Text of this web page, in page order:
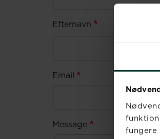
fungere
Efternavn
Email
Message